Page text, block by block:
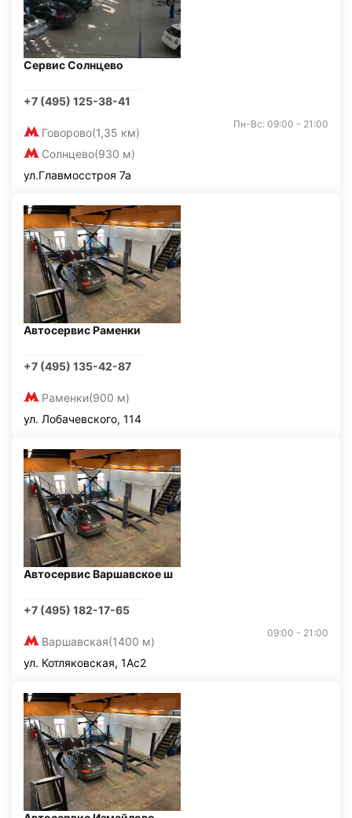
Сервис Солнцево
+7 (495) 125-38-41
Говорово(1,35 км)
Солнцево(930 м)
Пн-Вс: 09:00 - 21:00
ул.Главмосстроя 7а
Автосервис Раменки
+7 (495) 135-42-87
Раменки(900 м)
ул. Лобачевского, 114
Автосервис Варшавское ш
+7 (495) 182-17-65
Варшавская(1400 м)
09:00 - 21:00
ул. Котляковская, 1Ас2